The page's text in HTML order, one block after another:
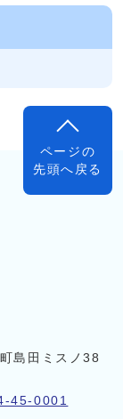
ページの
先頭へ戻る
島田ミスノ38
45-0001